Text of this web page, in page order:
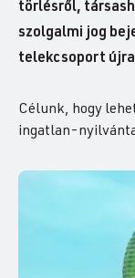
törlésről,
szolgalmi jog
telekcsoport
Célunk, hogy
ingatlan-